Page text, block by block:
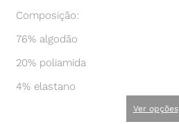
Composição:
76% algodão
20% poliamida
4% elastano
Ver opções